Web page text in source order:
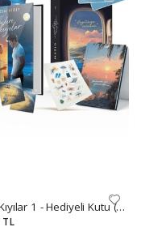
Aykırı Kıyılar 1 - Hediyeli Kutu (Ciltli)
TL